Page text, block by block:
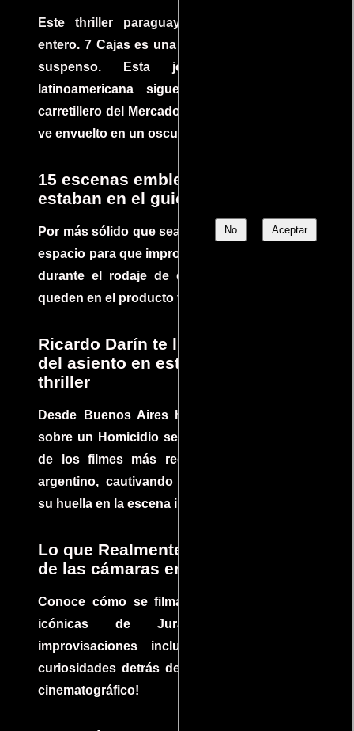
No Aceptar
Este thriller paraguayo cautivó al mundo
entero. 7 Cajas es una explosión de acción y
suspenso. Esta joya cinematográfica
latinoamericana sigue la historia de un
carretillero del Mercado 4 de Asunción que se
ve envuelto en un oscuro mundo de crimen
15 escenas emblemáticas que no
estaban en el guion
Por más sólido que sea un guión siempre hay
espacio para que improvisaciones que se dan
durante el rodaje de determinadas escenas
queden en el producto final.
Ricardo Darín te llevará al borde
del asiento en este increíble
thriller
Desde Buenos Aires hasta el mundo, Tesis
sobre un Homicidio se ha convertido en uno
de los filmes más recomendados del cine
argentino, cautivando audiencias y dejando
su huella en la escena internacional.
Lo que Realmente Sucedió detrás
de las cámaras en Jurassic Park
Conoce cómo se filmaron algunas escenas
icónicas de Jurassic Park, con
improvisaciones incluidas. ¡Descubre las
curiosidades detrás del rodaje de un clásico
cinematográfico!